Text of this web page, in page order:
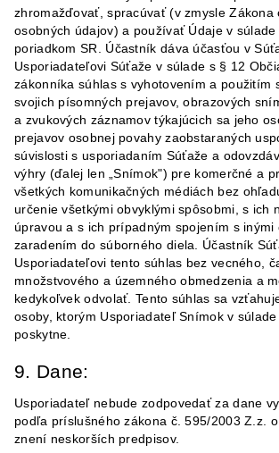
zhromažďovať, spracúvať (v zmysle Zákona
osobných údajov) a používať Údaje v súlade
poriadkom SR. Účastník dáva účasťou v
Usporiadateľovi Súťaže v súlade s § 12
zákonníka súhlas s vyhotovením a použitím
svojich písomných prejavov, obrazových
a zvukových záznamov týkajúcich sa jeho
prejavov osobnej povahy zaobstaraných
súvislosti s usporiadaním Súťaže a
výhry (ďalej len „Snímok") pre komerčné a
všetkých komunikačných médiách bez
určenie všetkými obvyklými spôsobmi, s ich
úpravou a s ich prípadným spojením s inými
zaradením do súborného diela. Účastník
Usporiadateľovi tento súhlas bez vecného,
množstvového a územného obmedzenia a
kedykoľvek odvolať. Tento súhlas sa
osoby, ktorým Usporiadateľ Snímok v
poskytne.
9. Dane:
Usporiadateľ nebude zodpovedať za dane
podľa príslušného zákona č. 595/2003 Z.z.
znení neskorších predpisov.